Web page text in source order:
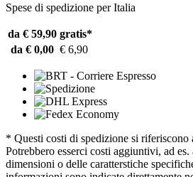
Spese di spedizione per Italia
da € 59,90 gratis*
da € 0,00 € 6,90
* Questi costi di spedizione si riferiscono
Potrebbero esserci costi aggiuntivi, ad es.
dimensioni o delle caratterstiche